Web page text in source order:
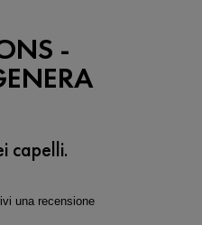
-
capelli.
una recensione